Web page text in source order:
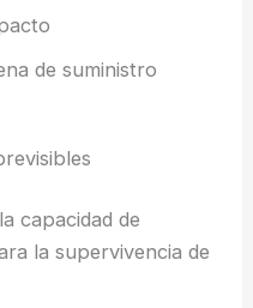
de suministro
capacidad de
la supervivencia de